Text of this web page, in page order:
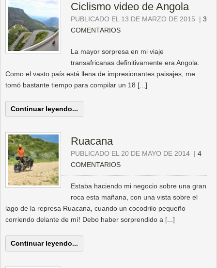
Ciclismo video de Angola
PUBLICADO EL 13 DE MARZO DE 2015 | 3
COMENTARIOS
La mayor sorpresa en mi viaje
transafricanas definitivamente era Angola.
Como el vasto país está llena de impresionantes paisajes, me
tomó bastante tiempo para compilar un 18 [...]
Continuar leyendo...
Ruacana
PUBLICADO EL 20 DE MAYO DE 2014 | 4
COMENTARIOS
Estaba haciendo mi negocio sobre una gran
roca esta mañana, con una vista sobre el
lago de la represa Ruacana, cuando un cocodrilo pequeño
corriendo delante de mí! Debo haber sorprendido a [...]
Continuar leyendo...